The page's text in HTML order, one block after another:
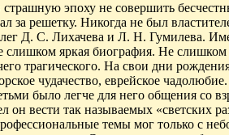
эпоху не совершить
за решетку. Никогда не был
Д. С. Лихачева и Л. Н. Гумилева.
слишком яркая биография. Не
трагического. На свои дни
чудачество, еврейское
было легче для него общения со
он вести так называемых «светских
темы мог только с